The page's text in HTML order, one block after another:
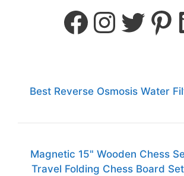
Best Reverse Osmosis Water
Magnetic 15" Wooden Chess
Travel Folding Chess Board